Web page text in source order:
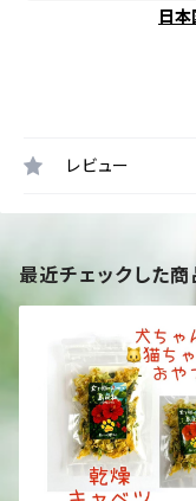
日
レビュー
最近チェックした商